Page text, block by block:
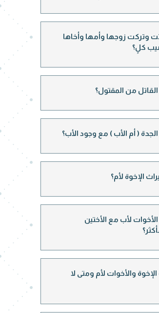
وتركت زوجها وأمها وأخاها
كلٍ؟
من المقتول؟
( أم الأب ) مع وجود الأب؟
الإخوة لأم؟
لأب مع الأختين
والأخوات لأم ومتى لا